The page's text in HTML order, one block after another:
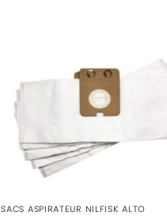
SACS ASPIRATEUR NILFISK ALTO